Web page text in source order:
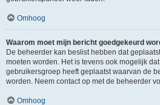
Omhoog
Waarom moet mijn bericht goedgekeurd
De beheerder kan beslist hebben dat
moeten worden. Het is tevens ook mogelijk
gebruikersgroep heeft geplaatst waarvan de
worden. Neem contact op met de beheerder
Omhoog